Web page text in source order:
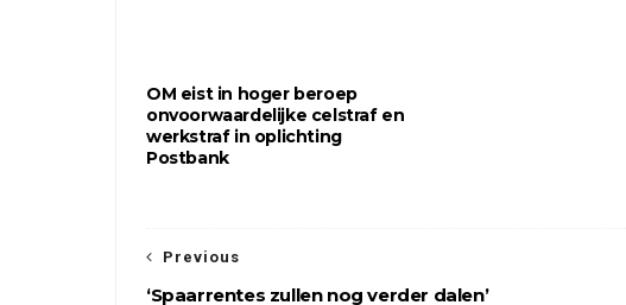
OM eist in hoger beroep
onvoorwaardelijke celstraf en
werkstraf in oplichting
Postbank
Previous
‘Spaarrentes zullen nog verder dalen’